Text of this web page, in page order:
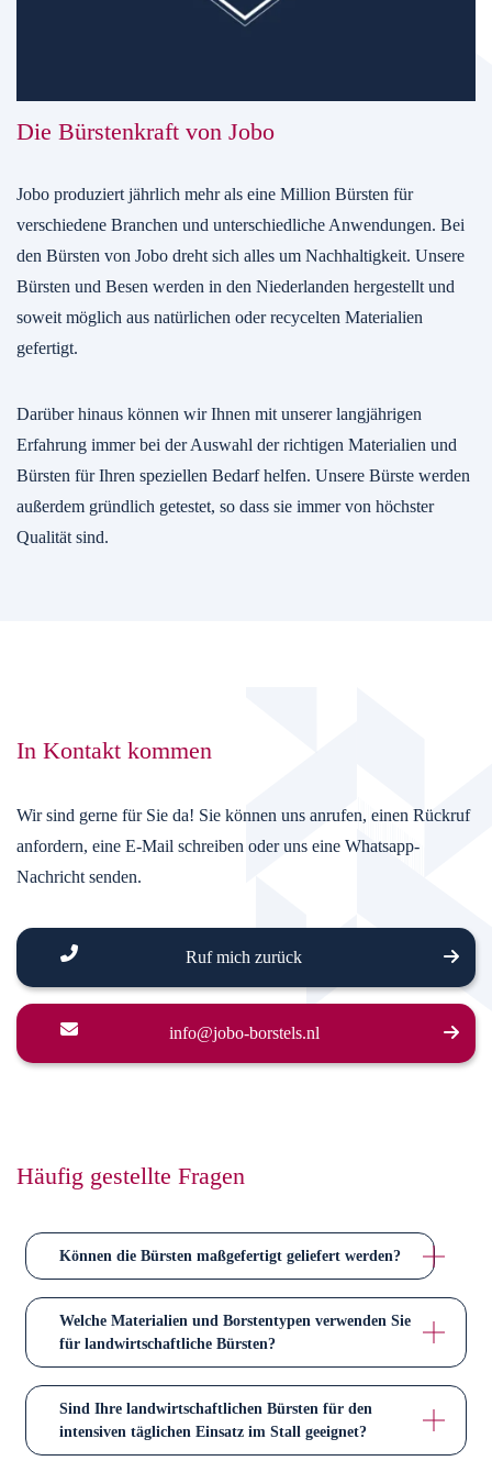
Die Bürstenkraft von Jobo
Jobo produziert jährlich mehr als eine Million Bürsten für
verschiedene Branchen und unterschiedliche Anwendungen. Bei
den Bürsten von Jobo dreht sich alles um Nachhaltigkeit. Unsere
Bürsten und Besen werden in den Niederlanden hergestellt und
soweit möglich aus natürlichen oder recycelten Materialien
gefertigt.
Darüber hinaus können wir Ihnen mit unserer langjährigen
Erfahrung immer bei der Auswahl der richtigen Materialien und
Bürsten für Ihren speziellen Bedarf helfen. Unsere Bürste werden
außerdem gründlich getestet, so dass sie immer von höchster
Qualität sind.
In Kontakt kommen
Wir sind gerne für Sie da! Sie können uns anrufen, einen Rückruf
anfordern, eine E-Mail schreiben oder uns eine Whatsapp-
Nachricht senden.
Ruf mich zurück
info@jobo-borstels.nl
Häufig gestellte Fragen
Können die Bürsten maßgefertigt geliefert werden?
Ja. Wir fertigen Bürsten nach Maß. Dazu gehören abweichende
Abmessungen, spezielle Borsten- oder Drahtstärken sowie
angepasste Kernmaterialien – exakt abgestimmt auf die
Anforderungen Ihres Stalls, Ihres Tierbestands oder Ihrer
landwirtschaftlichen Anwendung.
Welche Materialien und Borstentypen verwenden Sie
für landwirtschaftliche Bürsten?
Unsere landwirtschaftlichen Bürsten werden mit
Kunststoffborsten und einem Kunststoff- oder Recycling-
Kunststoffkern ausgeführt. Für Bürsten mit direktem
Sind Ihre landwirtschaftlichen Bürsten für den
intensiven täglichen Einsatz im Stall geeignet?